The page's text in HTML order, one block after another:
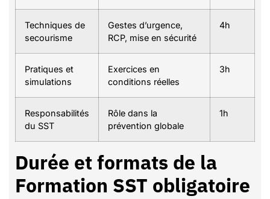
Techniques de
secourisme
Gestes d’urgence,
RCP, mise en sécurité
4h
Pratiques et
simulations
Exercices en
conditions réelles
3h
Responsabilités
du SST
Rôle dans la
prévention globale
1h
Durée et formats de la
Formation SST obligatoire